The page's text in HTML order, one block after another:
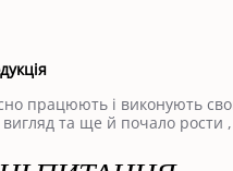
працюють і виконують
та ще й почало рости